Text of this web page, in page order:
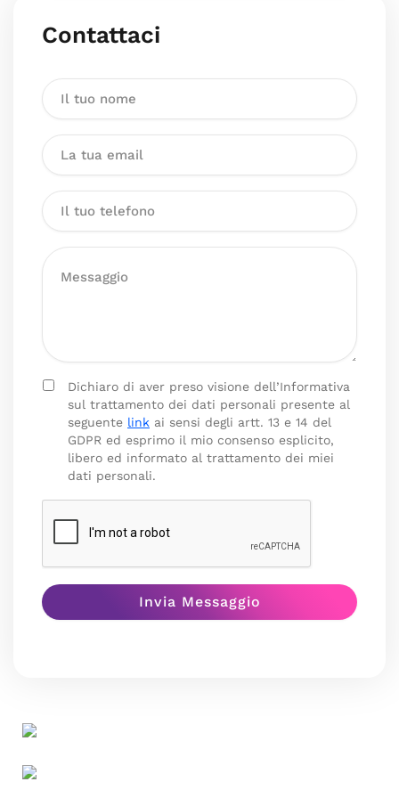
Contattaci
Dichiaro di aver preso visione dell’Informativa
sul trattamento dei dati personali presente al
seguente link ai sensi degli artt. 13 e 14 del
GDPR ed esprimo il mio consenso esplicito,
libero ed informato al trattamento dei miei
dati personali.